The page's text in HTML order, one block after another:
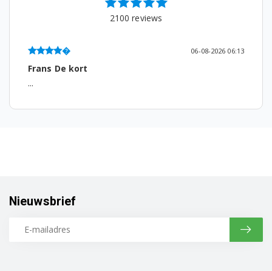
DR8532GX0 7188284040
DR8535RX0 7188284850
DR8536GX0 7188283050
2100 reviews
06-08-2026 06:13
Frans De kort
...
Nieuwsbrief